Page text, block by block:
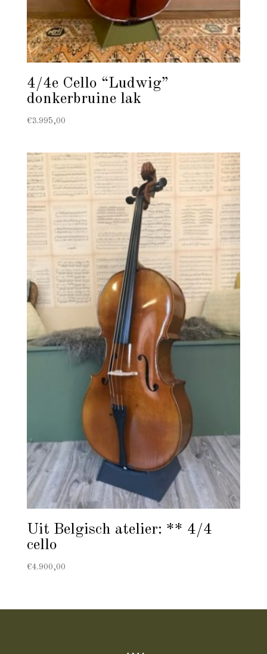
4/4e Cello “Ludwig”
donkerbruine lak
€3.995,00
Uit Belgisch atelier: ** 4/4
cello
€4.900,00